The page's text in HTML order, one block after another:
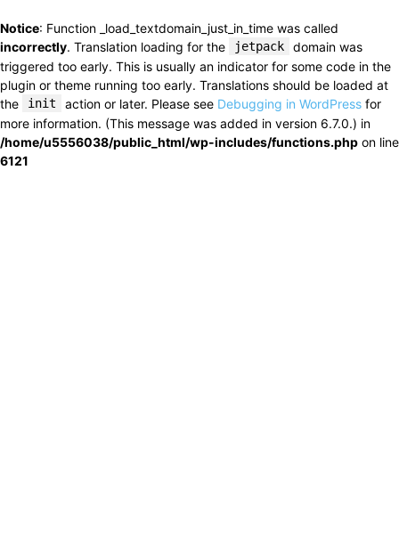
Notice: Function _load_textdomain_just_in_time was called
incorrectly. Translation loading for the jetpack
domain was
triggered too early. This is usually an indicator for some code in the
plugin or theme running too early. Translations should be loaded at
the
init action or later. Please see Debugging in WordPress for
more information. (This message was added in version 6.7.0.) in
/home/u5556038/public_html/wp-includes/functions.php on line
6121